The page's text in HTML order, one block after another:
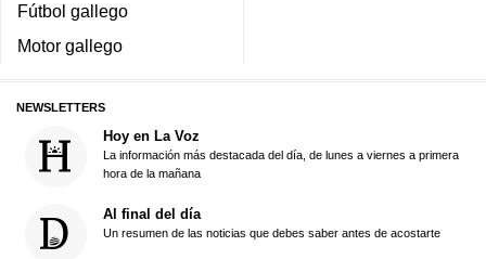
Fútbol gallego
Motor gallego
NEWSLETTERS
Hoy en La Voz
La información más destacada del día, de lunes a viernes a primera
hora de la mañana
Al final del día
Un resumen de las noticias que debes saber antes de acostarte